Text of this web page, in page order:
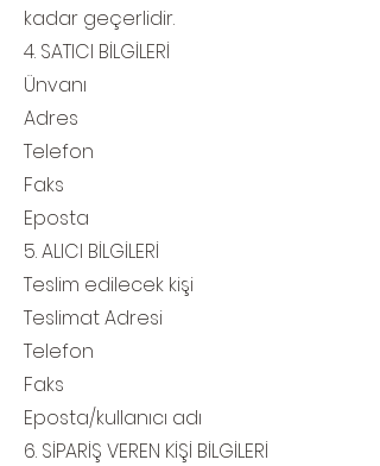
kadar geçerlidir.
4. SATICI BİLGİLERİ
Ünvanı
Adres
Telefon
Faks
Eposta
5. ALICI BİLGİLERİ
Teslim edilecek kişi
Teslimat Adresi
Telefon
Faks
Eposta/kullanıcı adı
6. SİPARİŞ VEREN KİŞİ BİLGİLERİ